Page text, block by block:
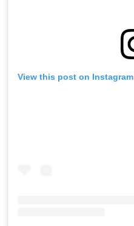
View this post on Instagram